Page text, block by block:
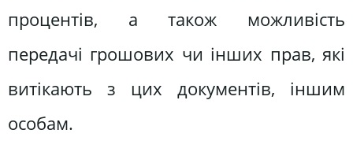
процентів, а також можливість
передачі грошових чи інших прав, які
витікають з цих документів, іншим
особам.